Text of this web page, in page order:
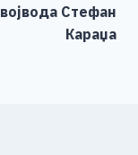
војвода Стефан
Караџа